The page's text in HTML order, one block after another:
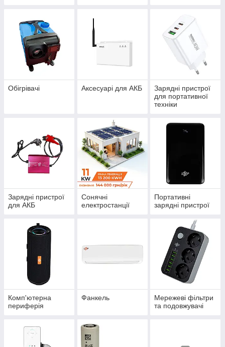
Обігрівачі Аксесуарі для АКБ
Зарядні пристрої
для портативної
техніки
Зарядні пристрої
для АКБ
Сонячні
електростанції
Портативні
зарядні пристрої
Комп'ютерна
периферія
Фанкель
Мережеві фільтри
та подовжувачі